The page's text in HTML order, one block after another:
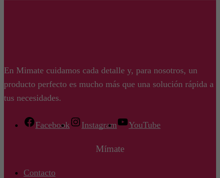
En Mimate cuidamos cada detalle y, para nosotros, un
producto perfecto es mucho más que una solución rápida a
tus necesidades.
Facebook Instagram YouTube
Mímate
Contacto